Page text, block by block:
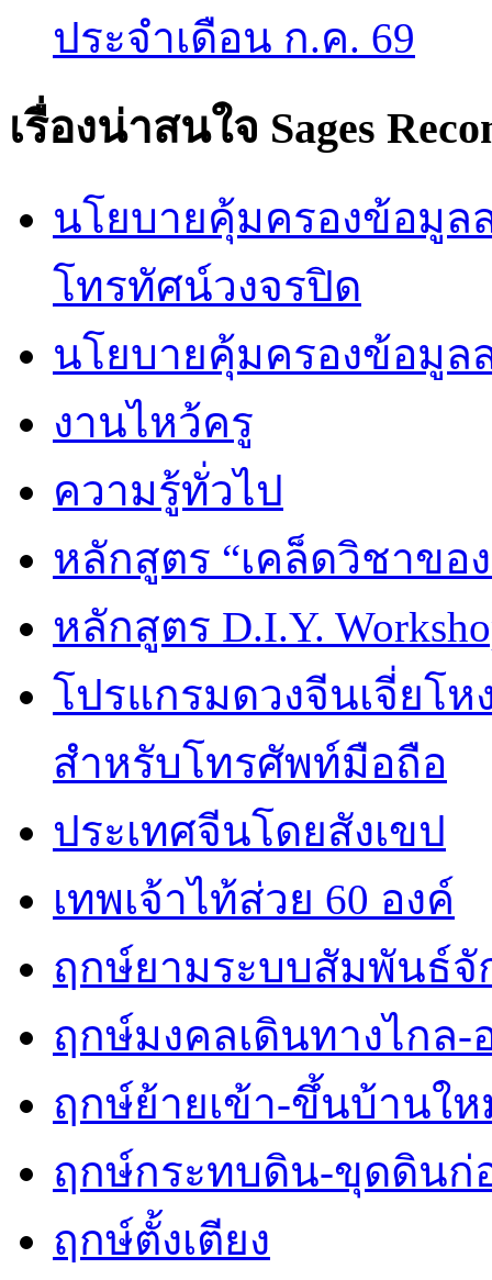
ประจำเดือน ก.ค. 69
เรื่องน่าสนใจ Sages
นโยบายคุ้มครองข้อมูล
โทรทัศน์วงจรปิด
นโยบายคุ้มครองข้อมูล
งานไหว้ครู
ความรู้ทั่วไป
หลักสูตร “เคล็ดวิชาขอ
หลักสูตร D.I.Y.
โปรแกรมดวงจีนเจี่ยโห
สำหรับโทรศัพท์มือถือ
ประเทศจีนโดยสังเขป
เทพเจ้าไท้ส่วย 60 องค์
ฤกษ์ยามระบบสัมพันธ์จั
ฤกษ์มงคลเดินทางไกล-
ฤกษ์ย้ายเข้า-ขึ้นบ้านใ
ฤกษ์กระทบดิน-ขุดดินก่
ฤกษ์ตั้งเตียง